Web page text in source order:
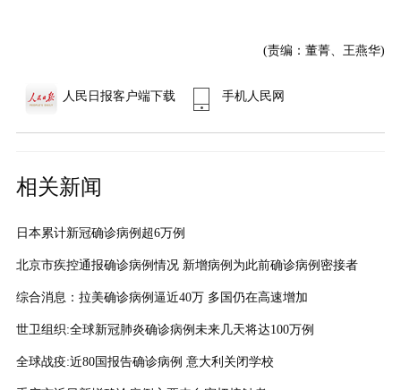
(责编：董菁、王燕华)
人民日报客户端下载 手机人民网
相关新闻
日本累计新冠确诊病例超6万例
北京市疾控通报确诊病例情况 新增病例为此前确诊病例密接者
综合消息：拉美确诊病例逼近40万 多国仍在高速增加
世卫组织:全球新冠肺炎确诊病例未来几天将达100万例
全球战疫:近80国报告确诊病例 意大利关闭学校